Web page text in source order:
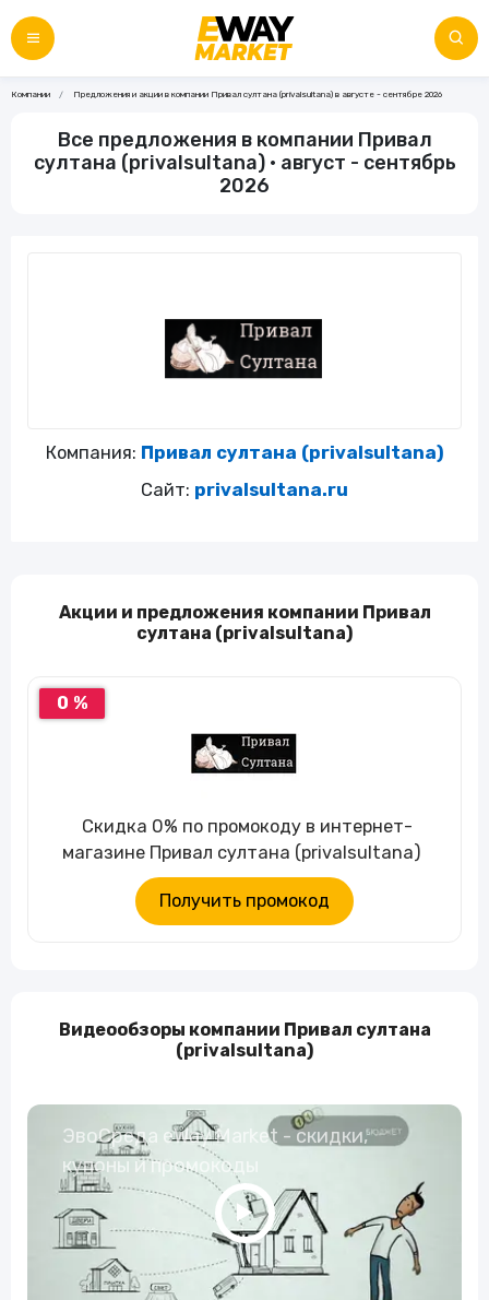
Компании Предложения и акции в компании Привал султана (privalsultana) в августе - сентябре 2026
Все предложения в компании Привал
султана (privalsultana) • август - сентябрь
2026
Компания: Привал султана (privalsultana)
Сайт: privalsultana.ru
Акции и предложения компании Привал
султана (privalsultana)
0 %
Скидка 0% по промокоду в интернет-
магазине Привал султана (privalsultana)
Получить промокод
Видеообзоры компании Привал султана
(privalsultana)
ЭвоСреда eWay Market - скидки,
купоны и промокоды